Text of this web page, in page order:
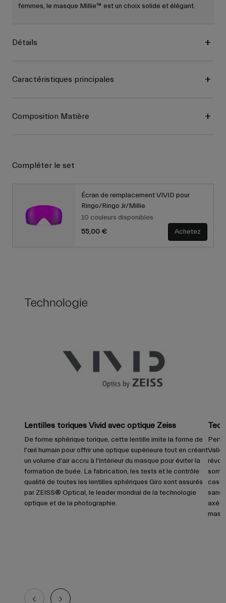
femmes, le masque Millie™ est un choix solide et élégant.
Détails
Caractéristiques principales
Composition Matière
Compléter le set
Écran de remplacement VIVID pour
Ringo/Ringo Jr/Millie
10 couleurs disponibles
55,00 €
Achetez
Technologie
Lentilles toriques Vivid avec optique Zeiss
De forme sphérique torique, cette lentille imite la forme de
l'œil humain pour offrir une optique supérieure tout en créant
un volume d'air accru à l'intérieur du masque pour éviter la
formation de buée. La fabrication, les tests et le contrôle
qualité de toutes les lentilles sphériques Giro sont assurés
par ZEISS® Optical, le leader mondial de la technologie
optique et de la photographie.
sans
axée